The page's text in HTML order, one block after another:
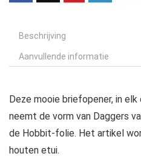
Beschrijving
Aanvullende informatie
Deze mooie briefopener, in
neemt de vorm van Daggers
de Hobbit-folie. Het artikel
houten etui.